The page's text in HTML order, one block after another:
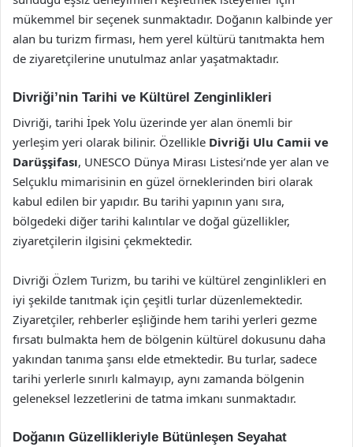
mükemmel bir seçenek sunmaktadır. Doğanın kalbinde yer
alan bu turizm firması, hem yerel kültürü tanıtmakta hem
de ziyaretçilerine unutulmaz anlar yaşatmaktadır.
Divriği’nin Tarihi ve Kültürel Zenginlikleri
Divriği, tarihi İpek Yolu üzerinde yer alan önemli bir
yerleşim yeri olarak bilinir. Özellikle Divriği Ulu Camii ve
Darüşşifası, UNESCO Dünya Mirası Listesi’nde yer alan ve
Selçuklu mimarisinin en güzel örneklerinden biri olarak
kabul edilen bir yapıdır. Bu tarihi yapının yanı sıra,
bölgedeki diğer tarihi kalıntılar ve doğal güzellikler,
ziyaretçilerin ilgisini çekmektedir.
Divriği Özlem Turizm, bu tarihi ve kültürel zenginlikleri en
iyi şekilde tanıtmak için çeşitli turlar düzenlemektedir.
Ziyaretçiler, rehberler eşliğinde hem tarihi yerleri gezme
fırsatı bulmakta hem de bölgenin kültürel dokusunu daha
yakından tanıma şansı elde etmektedir. Bu turlar, sadece
tarihi yerlerle sınırlı kalmayıp, aynı zamanda bölgenin
geleneksel lezzetlerini de tatma imkanı sunmaktadır.
Doğanın Güzellikleriyle Bütünleşen Seyahat